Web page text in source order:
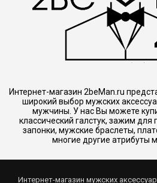
Интернет-магазин 2beMan.ru
широкий выбор мужских
мужчины. У нас Вы можете
классический галстук, зажим для
запонки, мужские браслеты,
многие другие атрибуты
Интернет-магазин мужских